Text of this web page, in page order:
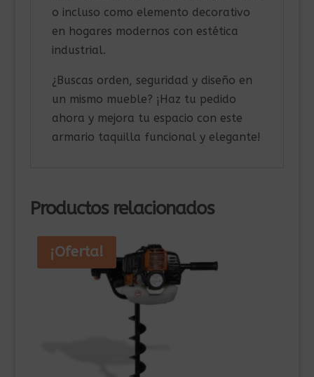
o incluso como elemento decorativo
en hogares modernos con estética
industrial.
¿Buscas orden, seguridad y diseño en
un mismo mueble? ¡Haz tu pedido
ahora y mejora tu espacio con este
armario taquilla funcional y elegante!
Productos relacionados
¡Oferta!